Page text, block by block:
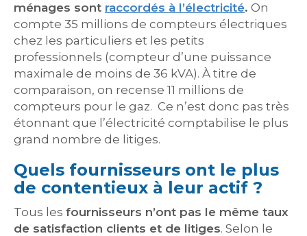
ménages sont raccordés à l’électricité. On
compte 35 millions de compteurs électriques
chez les particuliers et les petits
professionnels (compteur d’une puissance
maximale de moins de 36 kVA). À titre de
comparaison, on recense 11 millions de
compteurs pour le gaz. Ce n’est donc pas très
étonnant que l’électricité comptabilise le plus
grand nombre de litiges.
Quels fournisseurs ont le plus
de contentieux à leur actif ?
Tous les fournisseurs n’ont pas le même taux
de satisfaction clients et de litiges. Selon le